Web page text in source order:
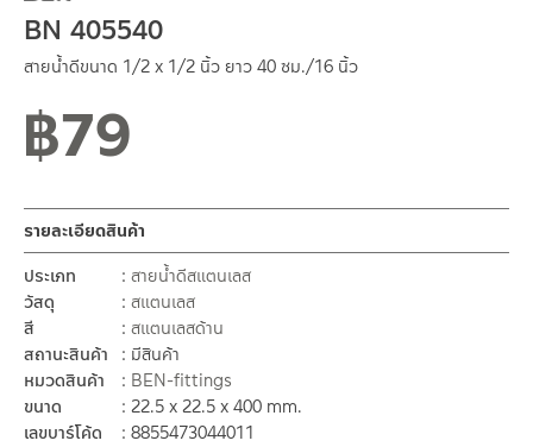
BN 405540
สายน้ำดีขนาด 1/2 x 1/2 นิ้ว ยาว 40 ซม./16 นิ้ว
฿79
รายละเอียดสินค้า
ประเภท
สายน้ำดีสแตนเลส
วัสดุ
สแตนเลส
สี
สแตนเลสด้าน
สถานะสินค้า
มีสินค้า
หมวดสินค้า
BEN-fittings
ขนาด
22.5 x 22.5 x 400 mm.
เลขบาร์โค้ด
8855473044011